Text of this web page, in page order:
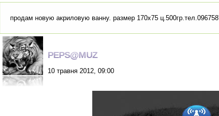
продам новую акриловую ванну. размер 170х75
PEPS@MUZ
10 травня 2012, 09:00